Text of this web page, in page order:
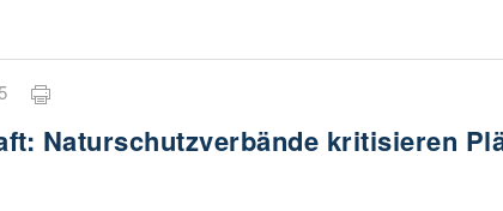
Naturschutzverbände kritisieren